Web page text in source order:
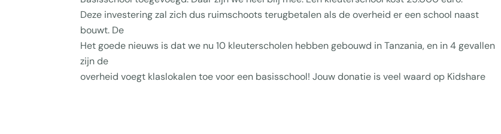
Deze investering zal zich dus ruimschoots terugbetalen als de overheid er een school naast
bouwt. De
Het goede nieuws is dat we nu 10 kleuterscholen hebben gebouwd in Tanzania, en in 4 gevallen
zijn de
overheid voegt klaslokalen toe voor een basisschool! Jouw donatie is veel waard op Kidshare